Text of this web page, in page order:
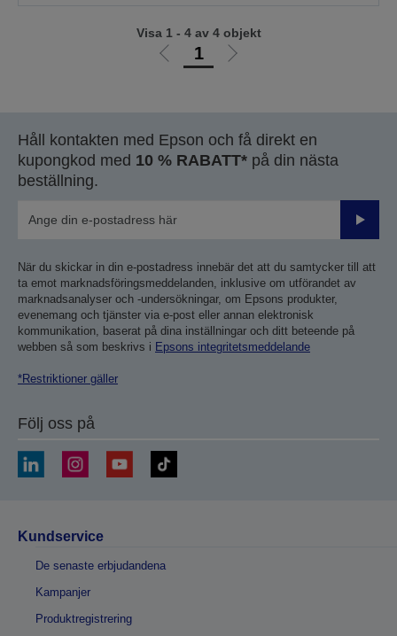
Gå
1
Gå
Visa 1 - 4 av 4 objekt
Håll kontakten med Epson och få direkt en
kupongkod med 10 % RABATT* på din nästa
beställning.
Skicka
När du skickar in din e-postadress innebär det att du samtycker till att
ta emot marknadsföringsmeddelanden, inklusive om utförandet av
marknadsanalyser och -undersökningar, om Epsons produkter,
evenemang och tjänster via e-post eller annan elektronisk
kommunikation, baserat på dina inställningar och ditt beteende på
webben så som beskrivs i Epsons integritetsmeddelande
*Restriktioner gäller
Följ oss på
Kundservice
De senaste erbjudandena
Kampanjer
Produktregistrering